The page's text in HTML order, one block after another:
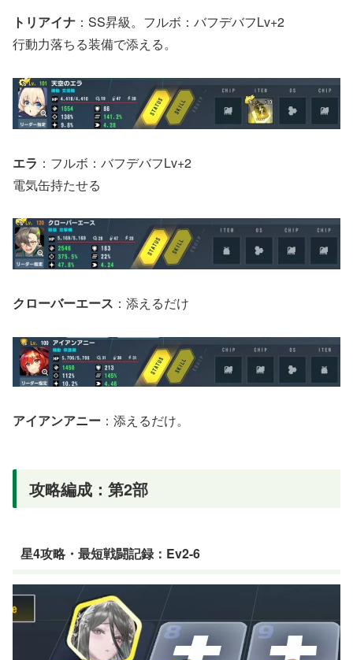
トリアイナ ：SS昇級。フルボ：バフデバフLv+2
行動力落ちる装備で添える。
エラ ：フルボ：バフデバフLv+2
電気缶持たせる
クローバーエース ：添えるだけ
アイアンアニー ：添えるだけ。
攻略編成：第2部
星4攻略・最短戦闘記録：Ev2-6